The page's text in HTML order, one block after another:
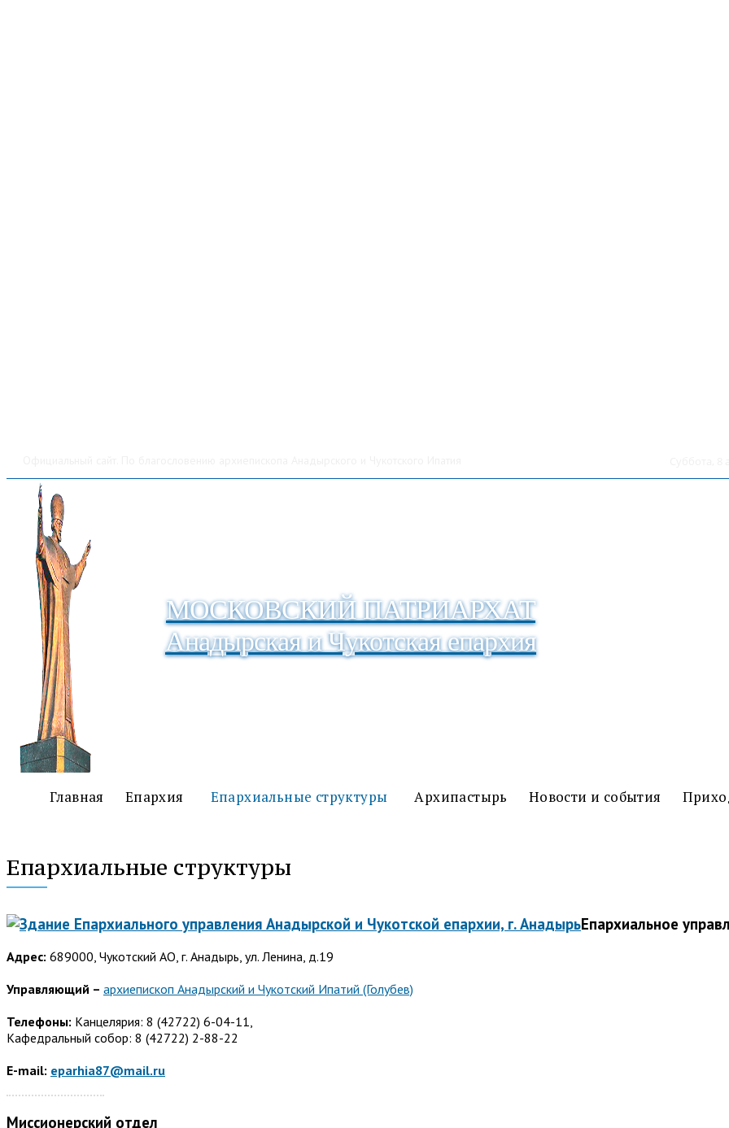
МОСКОВСКИЙ ПАТРИАРХАТ
Анадырская и Чукотская епархия
Главная Епархия Епархиальные структуры Архипастырь Новости и события
Епархиальные структуры
Епархиальное
Адрес: 689000, Чукотский АО, г. Анадырь, ул. Ленина, д.19
Управляющий – архиепископ Анадырский и Чукотский Ипатий (Голубев)
Телефоны: Канцелярия: 8 (42722) 6-04-11,
Кафедральный собор: 8 (42722) 2-88-22
E-mail: eparhia87@mail.ru
Миссионерский отдел